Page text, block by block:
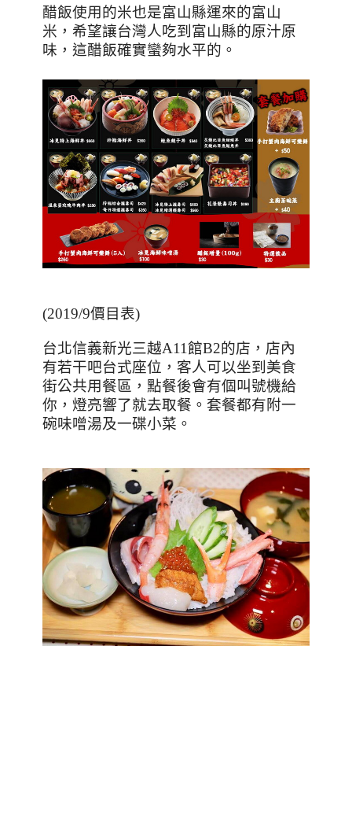
醋飯使用的米也是富山縣運來的富山
米，希望讓台灣人吃到富山縣的原汁原
味，這醋飯確實蠻夠水平的。
(2019/9價目表)
台北信義新光三越A11館B2的店，店內
有若干吧台式座位，客人可以坐到美食
街公共用餐區，點餐後會有個叫號機給
你，燈亮響了就去取餐。套餐都有附一
碗味噌湯及一碟小菜。